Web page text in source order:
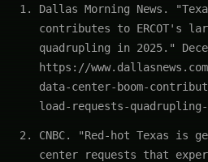
Dallas Morning News.
contributes to ERCOT's
quadrupling in 2025."
https://
data-center-boom-
load-requests-
CNBC. "Red-hot Texas is
center requests that